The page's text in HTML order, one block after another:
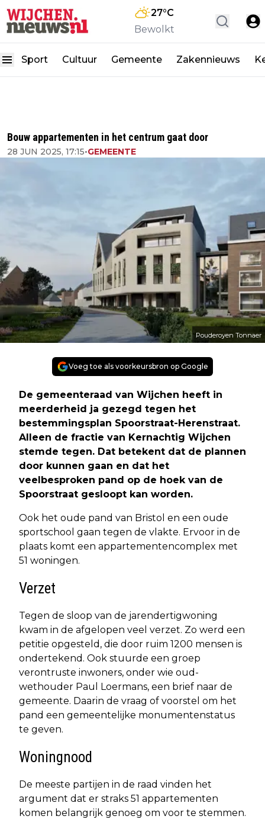
27°C
Bewolkt
Sport Cultuur Gemeente Zakennieuws
Bouw appartementen in het centrum gaat door
28 JUN 2025, 17:15•GEMEENTE
Pouderoyen Tonnaer
Voeg toe als voorkeursbron op Google
De gemeenteraad van Wijchen heeft in
meerderheid ja gezegd tegen het
bestemmingsplan Spoorstraat-Herenstraat.
Alleen de fractie van Kernachtig Wijchen
stemde tegen. Dat betekent dat de plannen
door kunnen gaan en dat het
veelbesproken pand op de hoek van de
Spoorstraat gesloopt kan worden.
Ook het oude pand van Bristol en een oude
sportschool gaan tegen de vlakte. Ervoor in de
plaats komt een appartementencomplex met
51 woningen.
Verzet
Tegen de sloop van de jarendertigwoning
kwam in de afgelopen veel verzet. Zo werd een
petitie opgesteld, die door ruim 1200 mensen is
ondertekend. Ook stuurde een groep
verontruste inwoners, onder wie oud-
wethouder Paul Loermans, een brief naar de
gemeente. Daarin de vraag of voorstel om het
pand een gemeentelijke monumentenstatus
te geven.
Woningnood
De meeste partijen in de raad vinden het
argument dat er straks 51 appartementen
komen belangrijk genoeg om voor te stemmen.